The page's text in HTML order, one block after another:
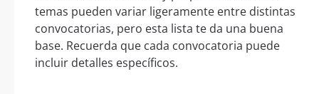
temas pueden variar ligeramente entre distintas
convocatorias, pero esta lista te da una buena
base. Recuerda que cada convocatoria puede
incluir detalles específicos.